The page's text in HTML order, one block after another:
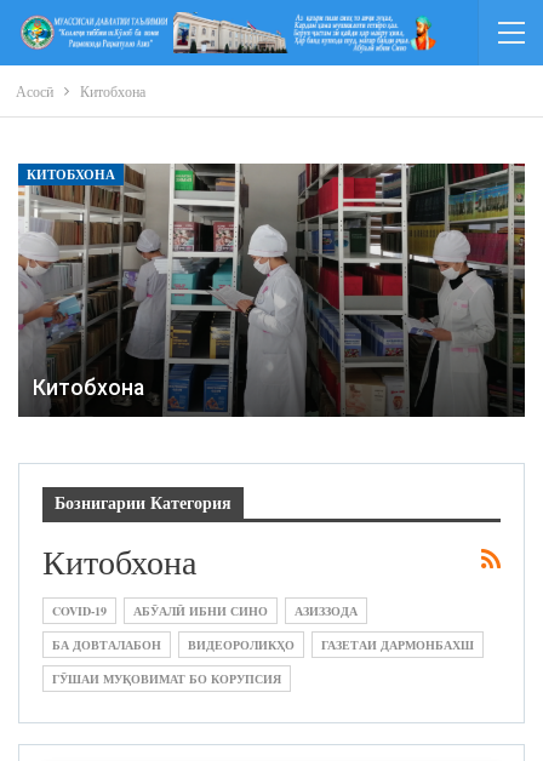
Асосӣ Китобхона
КИТОБХОНА
Китобхона
Бознигарии Категория
Китобхона
COVID-19 АБӮАЛӢ ИБНИ СИНО
АЗИЗЗОДА
БА ДОВТАЛАБОН
ВИДЕОРОЛИКҲО
ГАЗЕТАИ ДАРМОНБАХШ
ГӮШАИ МУҚОВИМАТ БО КОРУПСИЯ